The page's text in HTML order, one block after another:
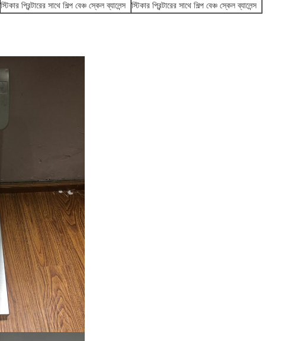
স্টিকার প্রিন্টারের সাথে শিল্প বেঞ্চ স্কেল ব্যালেন্স স্টিকার প্রিন্টারের সাথে শিল্প বেঞ্চ স্কেল ব্যালেন্স